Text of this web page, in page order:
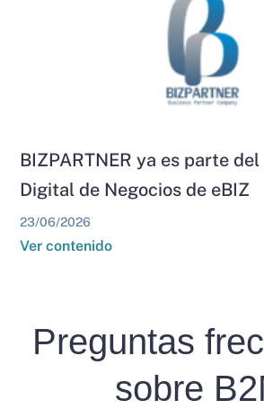
BIZPARTNER ya es parte
Digital de Negocios de eBIZ
23/06/2026
Ver contenido
Preguntas
sobre